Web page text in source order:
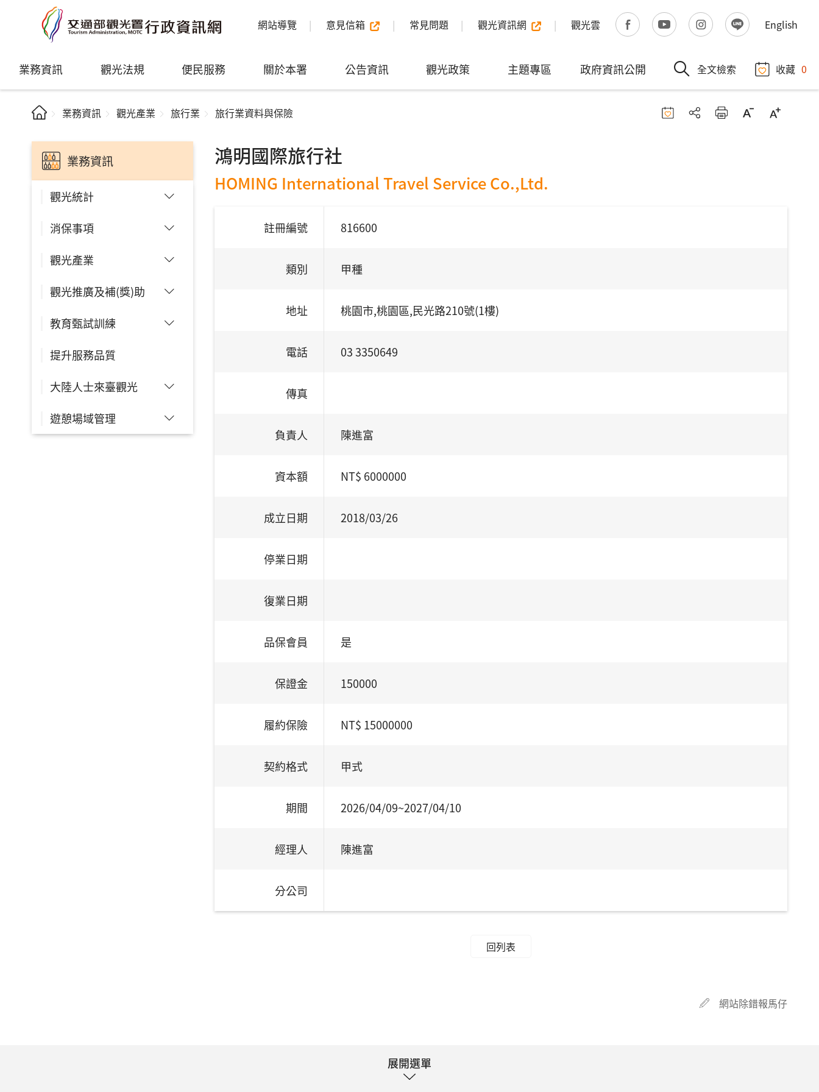
網站導覽 意見信箱 常見問題 觀光資訊網 觀光雲 English
業務資訊 觀光法規 便民服務 關於本署 公告資訊 觀光政策 主題專區 政府資訊公開 全文檢索 收藏 0
業務資訊 觀光產業 旅行業 旅行業資料與保險
業務資訊
觀光統計
消保事項
觀光產業
觀光推廣及補(獎)助
教育甄試訓練
提升服務品質
大陸人士來臺觀光
遊憩場域管理
鴻明國際旅行社
HOMING International Travel Service Co.,Ltd.
註冊編號 816600
類別 甲種
地址 桃園市,桃園區,民光路210號(1樓)
電話 03 3350649
傳真
負責人 陳進富
資本額 NT$ 6000000
成立日期 2018/03/26
停業日期
復業日期
品保會員 是
保證金 150000
履約保險 NT$ 15000000
契約格式 甲式
期間 2026/04/09~2027/04/10
經理人 陳進富
分公司
回列表
網站除錯報馬仔
展開選單